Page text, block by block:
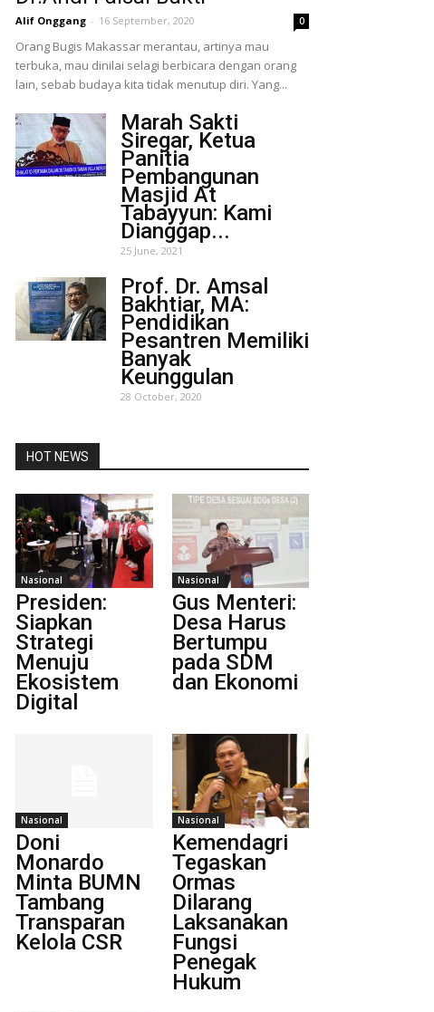
Alif Onggang - 16 September, 2020 0
Orang Bugis Makassar merantau, artinya mau
terbuka, mau dinilai selagi berbicara dengan orang
lain, sebab budaya kita tidak menutup diri. Yang...
Marah Sakti
Siregar, Ketua
Panitia
Pembangunan
Masjid At
Tabayyun: Kami
Dianggap...
25 June, 2021
Prof. Dr. Amsal
Bakhtiar, MA:
Pendidikan
Pesantren Memiliki
Banyak
Keunggulan
28 October, 2020
HOT NEWS
Nasional
Presiden:
Siapkan
Strategi
Menuju
Ekosistem
Digital
Nasional
Gus Menteri:
Desa Harus
Bertumpu
pada SDM
dan Ekonomi
Nasional
Doni
Monardo
Minta BUMN
Tambang
Transparan
Kelola CSR
Nasional
Kemendagri
Tegaskan
Ormas
Dilarang
Laksanakan
Fungsi
Penegak
Hukum